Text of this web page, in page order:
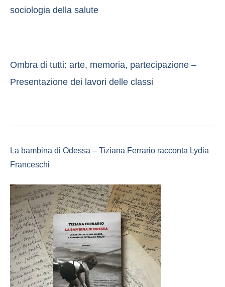
sociologia della salute
Ombra di tutti: arte, memoria, partecipazione –
Presentazione dei lavori delle classi
La bambina di Odessa – Tiziana Ferrario racconta Lydia
Franceschi